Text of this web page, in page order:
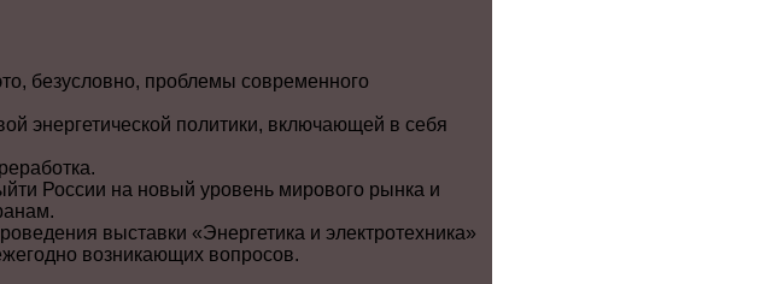
безусловно, проблемы современного
энергетической политики, включающей в себя
России на новый уровень мирового рынка и
выставки «Энергетика и электротехника»
возникающих вопросов.